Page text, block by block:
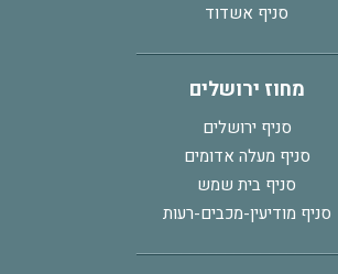
סניף אשדוד
מחוז ירושלים
סניף ירושלים
סניף מעלה אדומים
סניף בית שמש
סניף מודיעין-מכבים-רעות